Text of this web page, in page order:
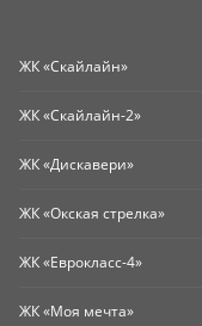
ЖК «Скайлайн»
ЖК «Скайлайн-2»
ЖК «Дискавери»
ЖК «Окская стрелка»
ЖК «Еврокласс-4»
ЖК «Моя мечта»